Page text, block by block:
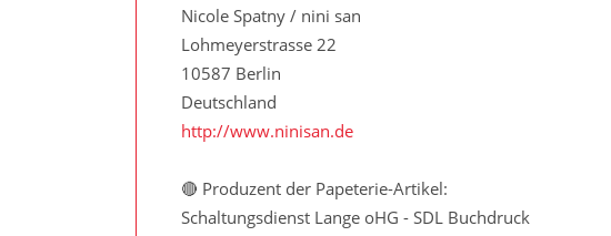
Nicole Spatny / nini san
Lohmeyerstrasse 22
10587 Berlin
Deutschland
http://www.ninisan.de
🔴 Produzent der Papeterie-Artikel:
Schaltungsdienst Lange oHG - SDL Buchdruck